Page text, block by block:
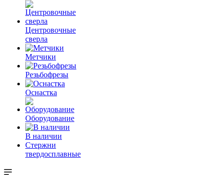
Центровочные
сверла
Метчики
Резьбофрезы
Оснастка
Оборудование
В наличии
Стержни
твердосплавные